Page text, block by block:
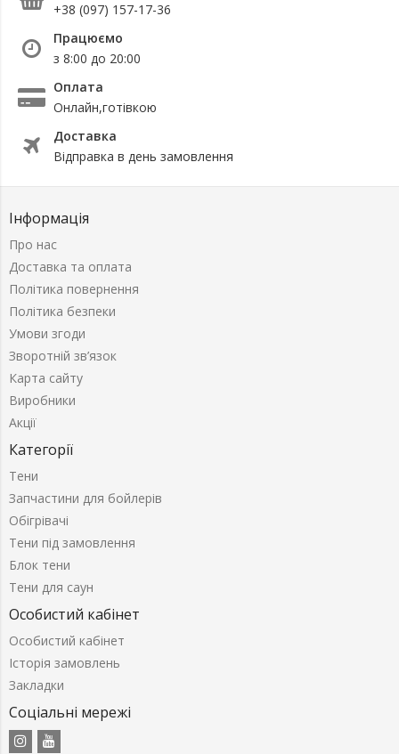
+38 (097) 157-17-36
Працюємо
з 8:00 до 20:00
Оплата
Онлайн,готівкою
Доставка
Відправка в день замовлення
Інформація
Про нас
Доставка та оплата
Політика повернення
Політика безпеки
Умови згоди
Зворотній зв’язок
Карта сайту
Виробники
Акції
Категорії
Тени
Запчастини для бойлерів
Обігрівачі
Тени під замовлення
Блок тени
Тени для саун
Особистий кабінет
Особистий кабінет
Історія замовлень
Закладки
Соціальні мережі